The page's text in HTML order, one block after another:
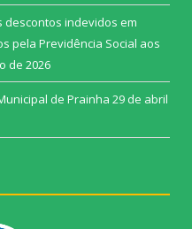
descontos indevidos em
pela Previdência Social aos
de 2026
de Prainha 29 de abril